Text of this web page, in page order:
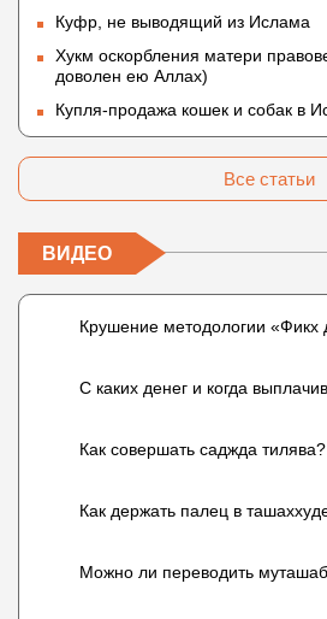
Куфр, не выводящий из Ислама
Хукм оскорбления матери
доволен ею Аллах)
Купля-продажа кошек и собак в
Все статьи
ВИДЕО
Крушение методологии «Фикх
С каких денег и когда
Как совершать саджда тилява?
Как держать палец в
Можно ли переводить